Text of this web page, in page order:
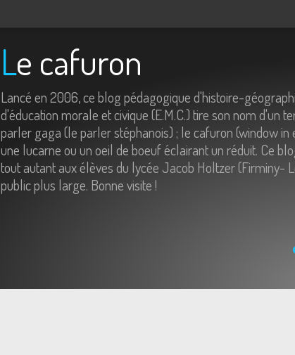
Le cafuron
Lancé en 2006, ce blog pédagogique d'histoire-
d'éducation morale et civique (E.M.C.) tire son nom d'un
parler gaga (le parler stéphanois) ; le cafuron (window in
une lucarne ou un oeil de boeuf éclairant un réduit. Ce
tout autant aux élèves du lycée Jacob Holtzer (Firminy-
public plus large. Bonne visite !